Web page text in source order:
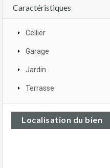
Caractéristiques
Cellier
Garage
Jardin
Terrasse
Localisation du bien